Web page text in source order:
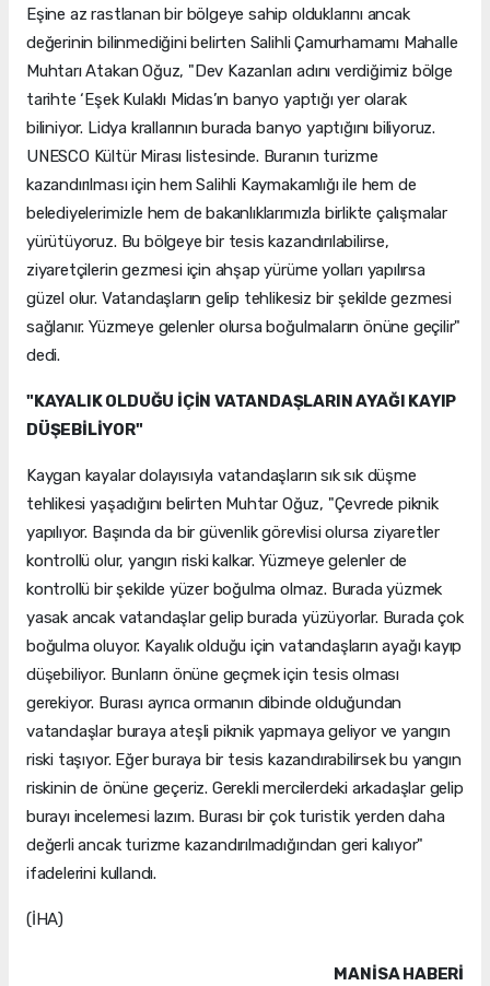
Eşine az rastlanan bir bölgeye sahip olduklarını ancak
değerinin bilinmediğini belirten Salihli Çamurhamamı Mahalle
Muhtarı Atakan Oğuz, "Dev Kazanları adını verdiğimiz bölge
tarihte ‘Eşek Kulaklı Midas’ın banyo yaptığı yer olarak
biliniyor. Lidya krallarının burada banyo yaptığını biliyoruz.
UNESCO Kültür Mirası listesinde. Buranın turizme
kazandırılması için hem Salihli Kaymakamlığı ile hem de
belediyelerimizle hem de bakanlıklarımızla birlikte çalışmalar
yürütüyoruz. Bu bölgeye bir tesis kazandırılabilirse,
ziyaretçilerin gezmesi için ahşap yürüme yolları yapılırsa
güzel olur. Vatandaşların gelip tehlikesiz bir şekilde gezmesi
sağlanır. Yüzmeye gelenler olursa boğulmaların önüne geçilir"
dedi.
"KAYALIK OLDUĞU İÇİN VATANDAŞLARIN AYAĞI KAYIP
DÜŞEBİLİYOR"
Kaygan kayalar dolayısıyla vatandaşların sık sık düşme
tehlikesi yaşadığını belirten Muhtar Oğuz, "Çevrede piknik
yapılıyor. Başında da bir güvenlik görevlisi olursa ziyaretler
kontrollü olur, yangın riski kalkar. Yüzmeye gelenler de
kontrollü bir şekilde yüzer boğulma olmaz. Burada yüzmek
yasak ancak vatandaşlar gelip burada yüzüyorlar. Burada çok
boğulma oluyor. Kayalık olduğu için vatandaşların ayağı kayıp
düşebiliyor. Bunların önüne geçmek için tesis olması
gerekiyor. Burası ayrıca ormanın dibinde olduğundan
vatandaşlar buraya ateşli piknik yapmaya geliyor ve yangın
riski taşıyor. Eğer buraya bir tesis kazandırabilirsek bu yangın
riskinin de önüne geçeriz. Gerekli mercilerdeki arkadaşlar gelip
burayı incelemesi lazım. Burası bir çok turistik yerden daha
değerli ancak turizme kazandırılmadığından geri kalıyor"
ifadelerini kullandı.
(İHA)
MANISA HABERİ